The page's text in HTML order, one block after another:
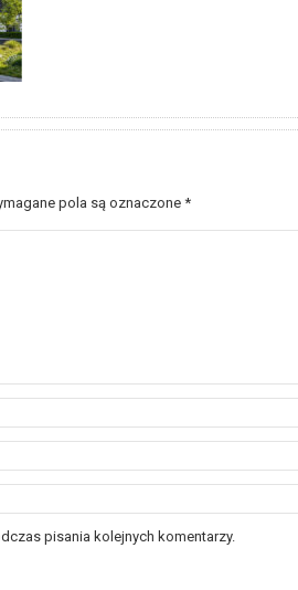
pola są oznaczone *
pisania kolejnych komentarzy.